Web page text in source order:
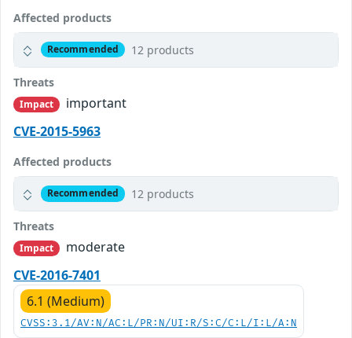
Affected products
Recommended 12 products
Threats
Impact
important
CVE-2015-5963
Affected products
Recommended 12 products
Threats
Impact
moderate
CVE-2016-7401
6.1 (Medium)
CVSS:3.1/AV:N/AC:L/PR:N/UI:R/S:C/C:L/I:L/A:N